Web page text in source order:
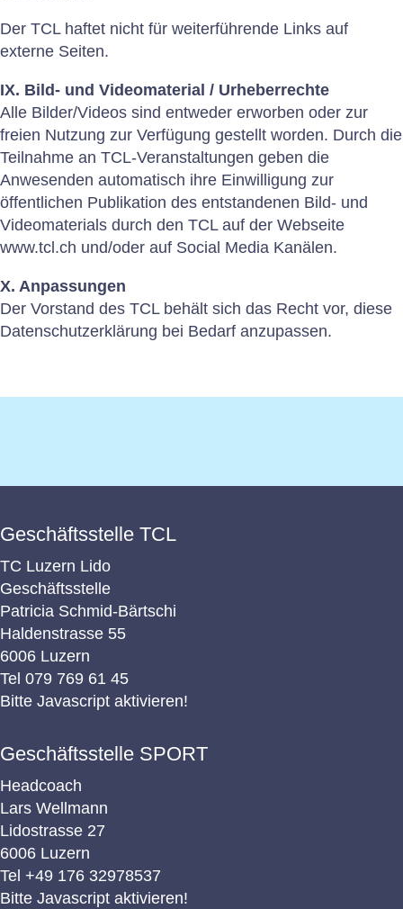
Der TCL haftet nicht für weiterführende Links auf
externe Seiten.
IX. Bild- und Videomaterial / Urheberrechte
Alle Bilder/Videos sind entweder erworben oder zur
freien Nutzung zur Verfügung gestellt worden. Durch die
Teilnahme an TCL-Veranstaltungen geben die
Anwesenden automatisch ihre Einwilligung zur
öffentlichen Publikation des entstandenen Bild- und
Videomaterials durch den TCL auf der Webseite
www.tcl.ch und/oder auf Social Media Kanälen.
X. Anpassungen
Der Vorstand des TCL behält sich das Recht vor, diese
Datenschutzerklärung bei Bedarf anzupassen.
Geschäftsstelle TCL
TC Luzern Lido
Geschäftsstelle
Patricia Schmid-Bärtschi
Haldenstrasse 55
6006 Luzern
Tel 079 769 61 45
Bitte Javascript aktivieren!
Geschäftsstelle SPORT
Headcoach
Lars Wellmann
Lidostrasse 27
6006 Luzern
Tel +49 176 32978537
Bitte Javascript aktivieren!